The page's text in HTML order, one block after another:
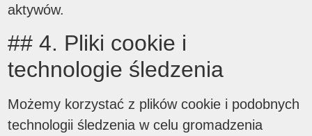
aktywów.
## 4. Pliki cookie i
technologie śledzenia
Możemy korzystać z plików cookie i podobnych
technologii śledzenia w celu gromadzenia